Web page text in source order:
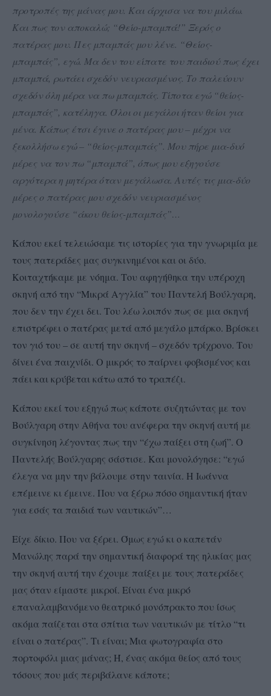
προτροπές της μάνας μου. Και άρχισα να του μιλάω.
Και πως τον αποκαλώ; “Θείο-μπαμπά!” Ξερός ο
πατέρας μου. Πες μπαμπάς μου λένε. “Θείος-
μπαμπάς”, εγώ. Μα δεν του είπατε του παιδιού πως έχει
μπαμπά, ρωτάει σχεδόν νευριασμένος. Το παλεύουν
σχεδόν όλη μέρα να πω μπαμπάς. Τίποτα εγώ “θείος-
μπαμπάς”, κατέληγα. Όλοι οι μεγάλοι ήταν θείοι για
μένα. Κάπως έτσι έγινε ο πατέρας μου – μέχρι να
ξεκολλήσω εγώ – “θείος-μπαμπάς”. Μου πήρε μια-δυό
μέρες να τον πω “μπαμπά”, όπως μου εξηγούσε
αργότερα η μητέρα όταν μεγάλωσα. Αυτές τις μια-δύο
μέρες ο πατέρας μου σχεδόν νευριασμένος
μονολογούσε “άκου θείος-μπαμπάς”…
Κάπου εκεί τελειώσαμε τις ιστορίες για την γνωριμία με
τους πατεράδες μας συγκινημένοι και οι δύο.
Κοιταχτήκαμε με νόημα. Του αφηγήθηκα την υπέροχη
σκηνή από την “Μικρά Αγγλία” του Παντελή Βούλγαρη,
που δεν την έχει δει. Του λέω λοιπόν πως σε μια σκηνή
επιστρέφει ο πατέρας μετά από μεγάλο μπάρκο. Βρίσκει
τον γιό του – σε αυτή την σκηνή – σχεδόν τρίχρονο. Του
δίνει ένα παιχνίδι. Ο μικρός το παίρνει φοβισμένος και
πάει και κρύβεται κάτω από το τραπέζι.
Κάπου εκεί του εξηγώ πως κάποτε συζητώντας με τον
Βούλγαρη στην Αθήνα του ανέφερα την σκηνή αυτή με
συγκίνηση λέγοντας πως την “έχω παίξει στη ζωή”. Ο
Παντελής Βούλγαρης σάστισε. Και μονολόγησε: “εγώ
έλεγα να μην την βάλουμε στην ταινία. Η Ιωάννα
επέμεινε κι έμεινε. Που να ξέρω πόσο σημαντική ήταν
για εσάς τα παιδιά των ναυτικών”…
Είχε δίκιο. Που να ξέρει. Όμως εγώ κι ο καπετάν
Μανώλης παρά την σημαντική διαφορά της ηλικίας μας
την σκηνή αυτή την έχουμε παίξει με τους πατεράδες
μας όταν είμαστε μικροί. Είναι ένα μικρό
επαναλαμβανόμενο θεατρικό μονόπρακτο που ίσως
ακόμα παίζεται στα σπίτια των ναυτικών με τίτλο “τι
είναι ο πατέρας”. Τι είναι; Μια φωτογραφία στο
πορτοφόλι μιας μάνας; Ή, ένας ακόμα θείος από τους
τόσους που μάς περιβάλανε κάποτε;